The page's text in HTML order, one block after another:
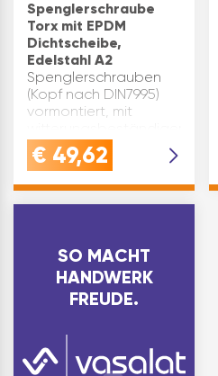
Spenglerschraube
Torx mit EPDM
Dichtscheibe,
Edelstahl A2
Spenglerschrauben
(Kopf nach DIN7995)
vormontiert, mit
aufvulkanisierter
Dichtscheibe.Für die
Holzunterkonstruktionen
€ 49,62
SO MACHT
HANDWERK
FREUDE.